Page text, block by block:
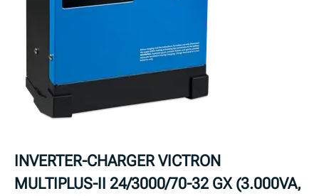
INVERTER-CHARGER VICTRON
MULTIPLUS-II 24/3000/70-32 GX (3.000VA,